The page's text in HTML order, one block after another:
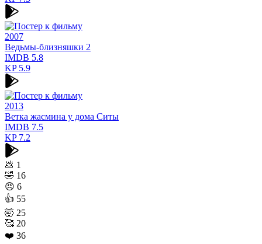
2007
Ведьмы-близняшки 2
IMDB 5.8
KP5.9
2013
Ветка жасмина у дома Ситы
IMDB 7.5
KP7.2
💩 1
🤣 16
😠 6
👍 55
🤯 25
🥰 20
❤️ 36